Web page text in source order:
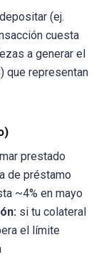
(ej.
cuesta
a generar el
que representan
prestado
de préstamo
~4% en mayo
si tu colateral
el límite